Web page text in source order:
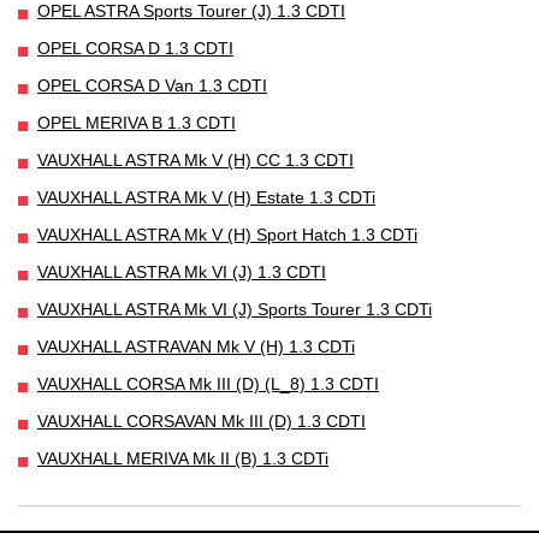
OPEL ASTRA Sports Tourer (J) 1.3 CDTI
OPEL CORSA D 1.3 CDTI
OPEL CORSA D Van 1.3 CDTI
OPEL MERIVA B 1.3 CDTI
VAUXHALL ASTRA Mk V (H) CC 1.3 CDTI
VAUXHALL ASTRA Mk V (H) Estate 1.3 CDTi
VAUXHALL ASTRA Mk V (H) Sport Hatch 1.3 CDTi
VAUXHALL ASTRA Mk VI (J) 1.3 CDTI
VAUXHALL ASTRA Mk VI (J) Sports Tourer 1.3 CDTi
VAUXHALL ASTRAVAN Mk V (H) 1.3 CDTi
VAUXHALL CORSA Mk III (D) (L_8) 1.3 CDTI
VAUXHALL CORSAVAN Mk III (D) 1.3 CDTI
VAUXHALL MERIVA Mk II (B) 1.3 CDTi